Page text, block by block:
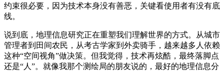
约束很必要，因为技术本身没有善恶，关键看使用者有没有底
线。
说到底，地理信息研究正在重塑我们理解世界的方式。从城市
管理者到田间农民，从考古学家到外卖骑手，越来越多人依赖
这种“空间视角”做决策。但我觉得，技术再炫酷，最终落脚点
还是“人”。就像我那个测绘局的朋友说的，最好的地理信息分